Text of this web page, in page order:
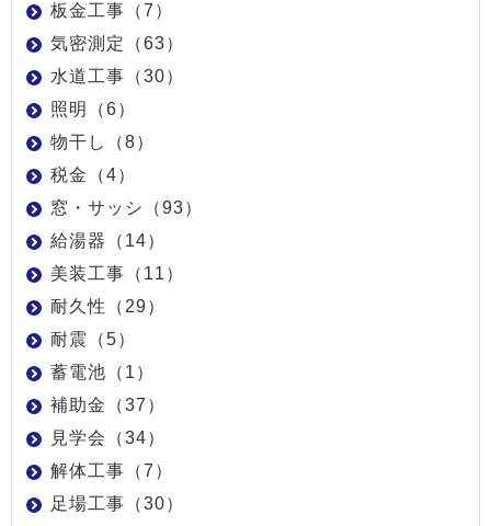
板金工事（7）
気密測定（63）
水道工事（30）
照明（6）
物干し（8）
税金（4）
窓・サッシ（93）
給湯器（14）
美装工事（11）
耐久性（29）
耐震（5）
蓄電池（1）
補助金（37）
見学会（34）
解体工事（7）
足場工事（30）